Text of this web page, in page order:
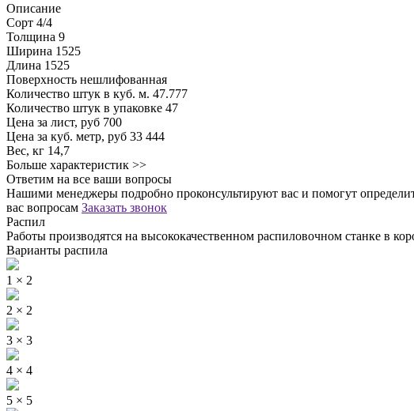
Описание
Сорт 4/4
Толщина 9
Ширина 1525
Длина 1525
Поверхность нешлифованная
Количество штук в куб. м. 47.777
Количество штук в упаковке 47
Цена за лист, руб 700
Цена за куб. метр, руб 33 444
Вес, кг 14,7
Больше характеристик >>
Ответим на все ваши вопросы
Нашими менеджеры подробно проконсультируют вас и помогут
вас вопросам Заказать звонок
Распил
Работы производятся на высококачественном распиловочном станке в
Варианты распила
1 × 2
2 × 2
3 × 3
4 × 4
5 × 5